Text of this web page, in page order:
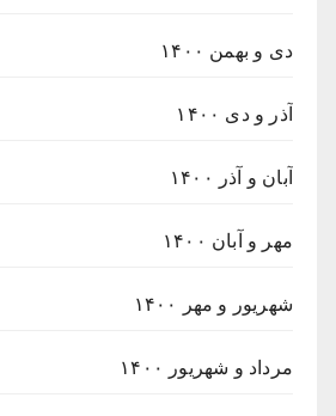
دی و بهمن ۱۴۰۰
آذر و دی ۱۴۰۰
آبان و آذر ۱۴۰۰
مهر و آبان ۱۴۰۰
شهریور و مهر ۱۴۰۰
مرداد و شهریور ۱۴۰۰